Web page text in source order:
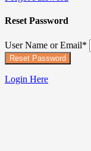
Reset Password
User Name or Email*
Login Here